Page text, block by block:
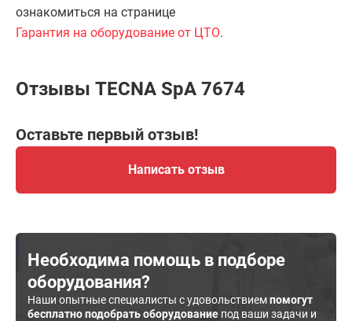
ознакомиться на странице
Гарантия на оборудование от ЦТО.
Отзывы TECNA SpA 7674
Оставьте первый отзыв!
Написать отзыв
Необходима помощь в подборе
оборудования?
Наши опытные специалисты с удовольствиемпомогут
бесплатно подобрать оборудование под ваши задачи и